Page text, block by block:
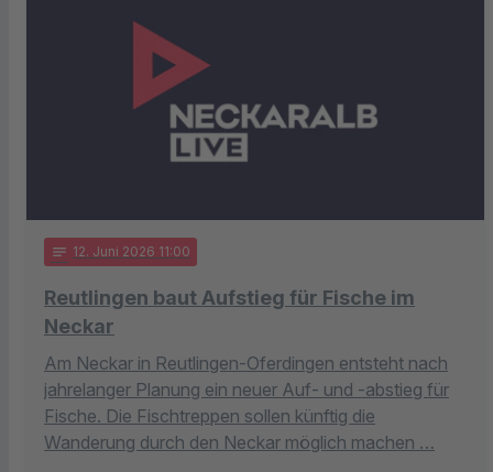
notes 12. Juni 2026 11:00
Reutlingen baut Aufstieg für Fische im
Neckar
Am Neckar in Reutlingen-Oferdingen entsteht nach
jahrelanger Planung ein neuer Auf- und -abstieg für
Fische. Die Fischtreppen sollen künftig die
Wanderung durch den Neckar möglich machen …